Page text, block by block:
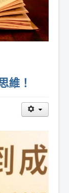
維！